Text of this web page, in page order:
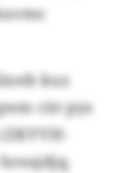
kuz
cüt pys